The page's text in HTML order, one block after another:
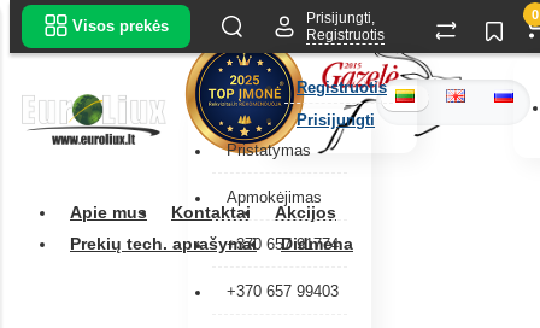
Pristatymas
Apmokėjimas
+370 657 91774
+370 657 99403
Apie mus Kontaktai
Akcijos
Prekių tech. aprašymai
Didmena
Visos prekės
Prisijungti,
Registruotis
Registruotis
Prisijungti
0